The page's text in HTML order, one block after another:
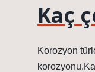
Kaç
Korozyon